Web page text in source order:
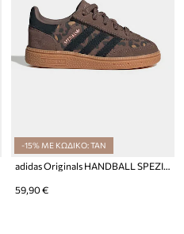
-15% ΜΕ ΚΩΔΙΚΟ: TAN
adidas Originals HANDBALL SPEZIAL sneakers παιδικά
59,90 €